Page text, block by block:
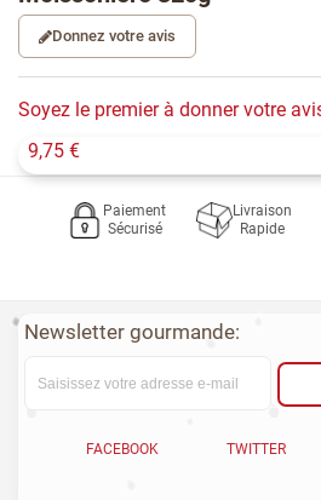
Donnez votre avis
Soyez le premier à donner votre
9,75 €
Paiement
Sécurisé
Livraison
Rapide
Newsletter gourmande:
FACEBOOK TWITTER